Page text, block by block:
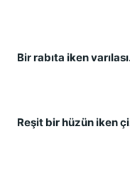
Bir rabıta iken
Reşit bir hüzün iken